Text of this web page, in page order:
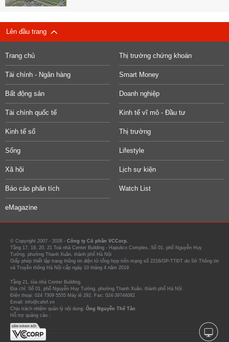
Lên đầu trang
Trang chủ Thị trường chứng khoán
Tài chính - Ngân hàng Smart Money
Bất động sản Doanh nghiệp
Tài chính quốc tế Kinh tế vĩ mô - Đầu tư
Kinh tế số Thị trường
Sống Lifestyle
Xã hội Lịch sự kiện
Báo cáo phân tích Watch List
eMagazine
© Copyright 2007 - 2026 - Công ty Cổ phần VCCorp.
Tầng 17, 19, 20, 21 Toà nhà Center Building - Hapulico Complex, Số 01, phố Nguyễn Huy
Tưởng, phường Thanh Xuân, thành phố Hà Nội
Giấy phép thiết lập trang thông tin điện tử tổng hợp trên mạng số 2216/GP-TTĐT do Sở Thông tin
và Truyền thông Hà Nội cấp ngày 10 tháng 4 năm 2019.
Tầng 21, tòa nhà Center Building.
Địa chỉ: Số 01, phố Nguyễn Huy Tưởng, phường Thanh Xuân, thành phố Hà Nội
Điện thoại: 024 7309 5555 Máy lẻ 292. Fax: 024-39744082
Email: info@cafef.vn
Chịu trách nhiệm quản lý nội dung: Ông Nguyễn Thế Tân
Hỗ trợ quảng cáo :